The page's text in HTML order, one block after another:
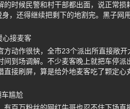
的时候民警和村干部都出面，说正常
，还得继续把剩下的地割完。黑子网
心接麦客
方动作很快，全市23个派出所直接敞
间到场调解。不少麦客晚上就把车停
直接刷屏，算是给外地麦客吃了颗定
车尴尬